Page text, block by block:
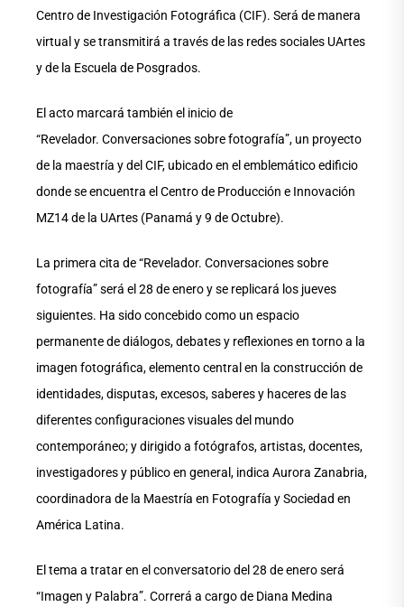
Centro de Investigación Fotográfica (CIF). Será de manera
virtual y se transmitirá a través de las redes sociales UArtes
y de la Escuela de Posgrados.
El acto marcará también el inicio de
“Revelador. Conversaciones sobre fotografía”, un proyecto
de la maestría y del CIF, ubicado en el emblemático edificio
donde se encuentra el Centro de Producción e Innovación
MZ14 de la UArtes (Panamá y 9 de Octubre).
La primera cita de “Revelador. Conversaciones sobre
fotografía” será el 28 de enero y se replicará los jueves
siguientes. Ha sido concebido como un espacio
permanente de diálogos, debates y reflexiones en torno a la
imagen fotográfica, elemento central en la construcción de
identidades, disputas, excesos, saberes y haceres de las
diferentes configuraciones visuales del mundo
contemporáneo; y dirigido a fotógrafos, artistas, docentes,
investigadores y público en general, indica Aurora Zanabria,
coordinadora de la Maestría en Fotografía y Sociedad en
América Latina.
El tema a tratar en el conversatorio del 28 de enero será
“Imagen y Palabra”. Correrá a cargo de Diana Medina